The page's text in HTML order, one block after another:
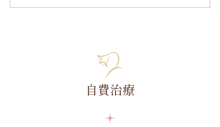
自費治療